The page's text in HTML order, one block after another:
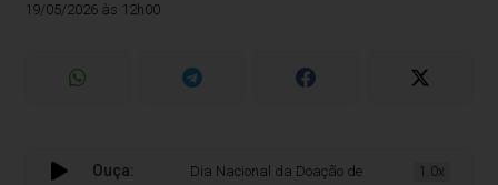
19/05/2026 às 12h00
Ouça: Dia Nacional da Doação de Leite Humano reforça
1.0x